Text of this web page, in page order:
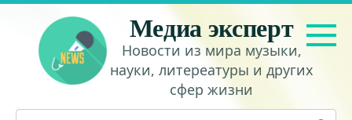
Перейти
контенту
Медиа эксперт
Новости из мира музыки,
науки, литереатуры и других
сфер жизни
Поиск: